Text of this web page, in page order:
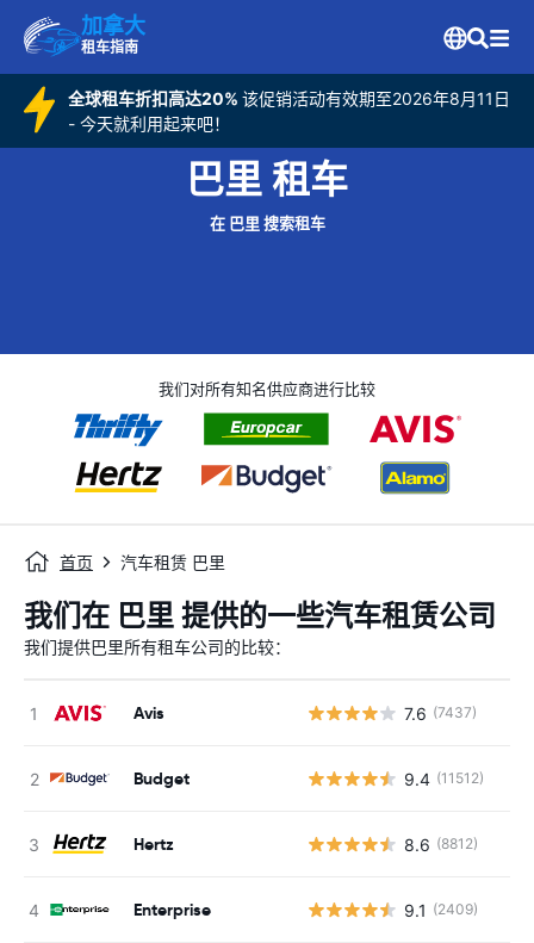
加拿大
租车指南
全球租车折扣高达20% 该促销活动有效期至2026年8月11日
- 今天就利用起来吧！
巴里 租车
在 巴里 搜索租车
我们对所有知名供应商进行比较
首页 汽车租赁 巴里
我们在 巴里 提供的一些汽车租赁公司
我们提供巴里所有租车公司的比较：
Avis 7.6 (7437)
Budget 9.4 (11512)
Hertz 8.6 (8812)
Enterprise 9.1 (2409)